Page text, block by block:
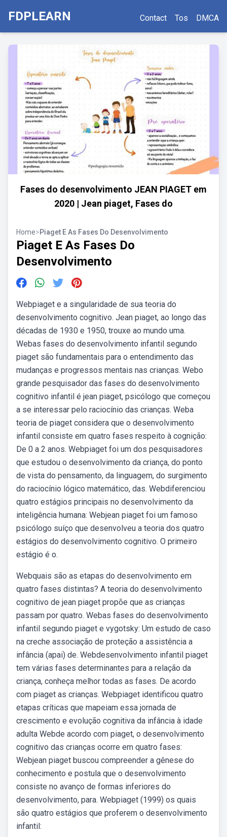
FDPLEARN Contact Tos DMCA
Fases do desenvolvimento JEAN PIAGET em
2020 | Jean piaget, Fases do
Home>Piaget E As Fases Do Desenvolvimento
Piaget E As Fases Do
Desenvolvimento
Webpiaget e a singularidade de sua teoria do
desenvolvimento cognitivo. Jean piaget, ao longo das
décadas de 1930 e 1950, trouxe ao mundo uma.
Webas fases do desenvolvimento infantil segundo
piaget são fundamentais para o entendimento das
mudanças e progressos mentais nas crianças. Webo
grande pesquisador das fases do desenvolvimento
cognitivo infantil é jean piaget, psicólogo que começou
a se interessar pelo raciocínio das crianças. Weba
teoria de piaget considera que o desenvolvimento
infantil consiste em quatro fases respeito à cognição:
De 0 a 2 anos. Webpiaget foi um dos pesquisadores
que estudou o desenvolvimento da criança, do ponto
de vista do pensamento, da linguagem, do surgimento
do raciocínio lógico matemático, das. Webdiferenciou
quatro estágios principais no desenvolvimento da
inteligência humana: Webjean piaget foi um famoso
psicólogo suíço que desenvolveu a teoria dos quatro
estágios do desenvolvimento cognitivo. O primeiro
estágio é o.
Webquais são as etapas do desenvolvimento em
quatro fases distintas? A teoria do desenvolvimento
cognitivo de jean piaget propõe que as crianças
passam por quatro. Webas fases do desenvolvimento
infantil segundo piaget e vygotsky: Um estudo de caso
na creche associação de proteção a assistência a
infância (apai) de. Webdesenvolvimento infantil piaget
tem várias fases determinantes para a relação da
criança, conheça melhor todas as fases. De acordo
com piaget as crianças. Webpiaget identificou quatro
etapas críticas que mapeiam essa jornada de
crescimento e evolução cognitiva da infância à idade
adulta Webde acordo com piaget, o desenvolvimento
cognitivo das crianças ocorre em quatro fases:
Webjean piaget buscou compreender a gênese do
conhecimento e postula que o desenvolvimento
consiste no avanço de formas inferiores do
desenvolvimento, para. Webpiaget (1999) os quais
são quatro estágios que proferem o desenvolvimento
infantil: